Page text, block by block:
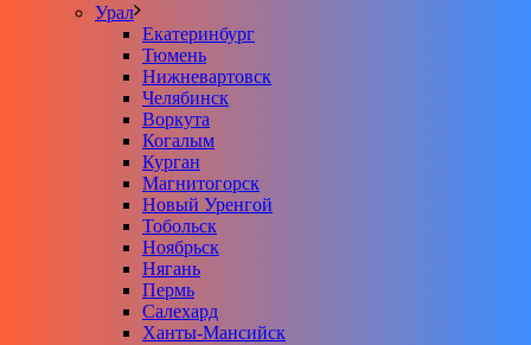
Урал
Екатеринбург
Тюмень
Нижневартовск
Челябинск
Воркута
Когалым
Курган
Магнитогорск
Новый Уренгой
Тобольск
Ноябрьск
Нягань
Пермь
Салехард
Ханты-Мансийск